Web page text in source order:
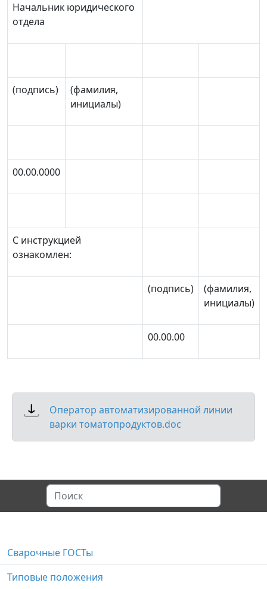
Начальник юридического
отдела
(подпись)
(фамилия,
инициалы)
00.00.0000
С инструкцией
ознакомлен:
(подпись)
(фамилия,
инициалы)
00.00.00
Оператор автоматизированной линии
варки томатопродуктов.doc
Сварочные ГОСТы
Типовые положения